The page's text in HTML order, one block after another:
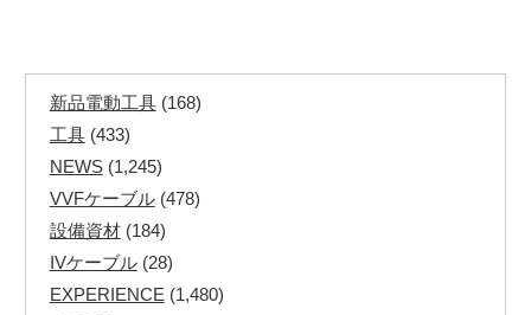
新品電動工具(168)
工具(433)
NEWS(1,245)
VVFケーブル(478)
設備資材(184)
IVケーブル(28)
EXPERIENCE (1,480)